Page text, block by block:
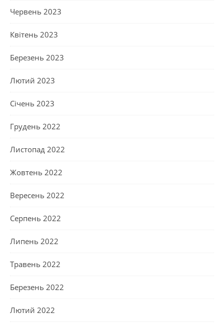
Червень 2023
Квітень 2023
Березень 2023
Лютий 2023
Січень 2023
Грудень 2022
Листопад 2022
Жовтень 2022
Вересень 2022
Серпень 2022
Липень 2022
Травень 2022
Березень 2022
Лютий 2022